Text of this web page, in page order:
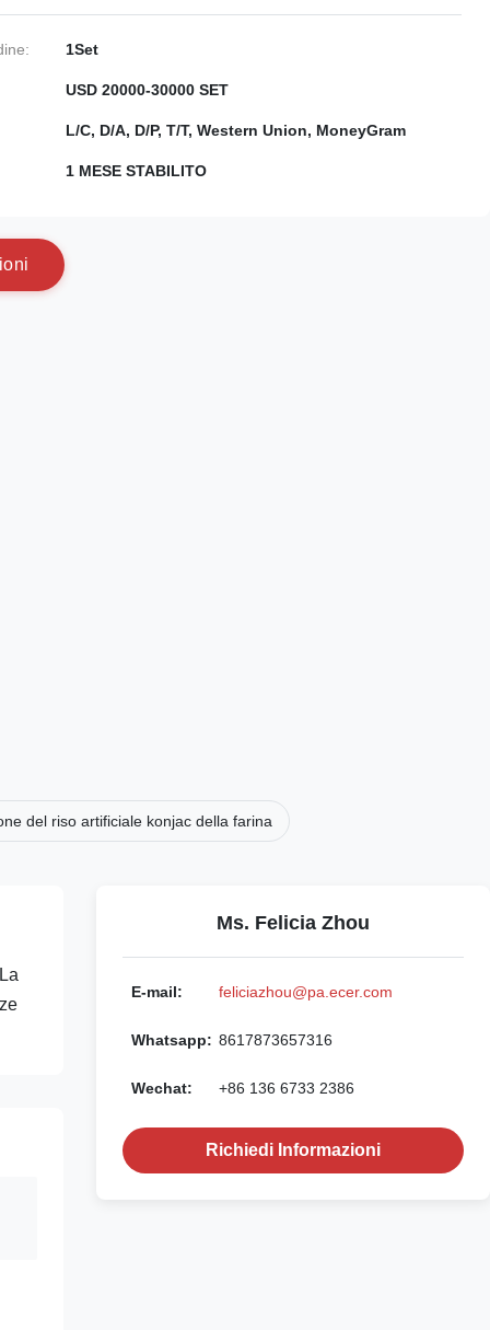
1Set
USD 20000-30000 SET
L/C, D/A, D/P, T/T, Western Union, MoneyGram
1 MESE STABILITO
oni
del riso artificiale konjac della farina
Ms. Felicia Zhou
E-mail: feliciazhou@pa.ecer.com
Whatsapp: 8617873657316
Wechat: +86 136 6733 2386
Richiedi Informazioni